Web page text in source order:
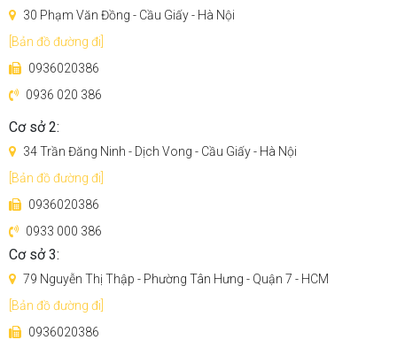
30 Phạm Văn Đồng - Cầu Giấy - Hà Nội
[Bản đồ đường đi]
0936020386
0936 020 386
Cơ sở 2:
34 Trần Đăng Ninh - Dịch Vong - Cầu Giấy - Hà Nội
[Bản đồ đường đi]
0936020386
0933 000 386
Cơ sở 3:
79 Nguyễn Thị Thập - Phường Tân Hưng - Quận 7 - HCM
[Bản đồ đường đi]
0936020386